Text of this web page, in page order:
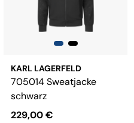
KARL LAGERFELD
705014 Sweatjacke
schwarz
229,00 €